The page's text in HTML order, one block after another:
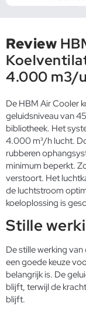
Review
4.000 m3/u
De HBM Air Cooler
geluidsniveau van
bibliotheek. Het
4.000 m³/h lucht.
rubberen
minimum beperkt.
verstoort. Het
de luchtstroom
koeloplossing is
Stille
De stille werking
een goede keuze
belangrijk is. De
blijft, terwijl de
blijft.